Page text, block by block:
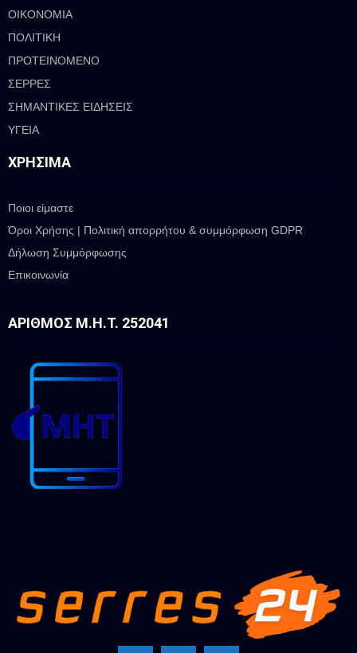
ΟΙΚΟΝΟΜΙΑ
ΠΟΛΙΤΙΚΗ
ΠΡΟΤΕΙΝΟΜΕΝΟ
ΣΕΡΡΕΣ
ΣΗΜΑΝΤΙΚΕΣ ΕΙΔΗΣΕΙΣ
ΥΓΕΙΑ
ΧΡΉΣΙΜΑ
Ποιοι είμαστε
Όροι Χρήσης | Πολιτική απορρήτου & συμμόρφωση GDPR
Δήλωση Συμμόρφωσης
Επικοινωνία
ΑΡΙΘΜΌΣ Μ.Η.Τ. 252041